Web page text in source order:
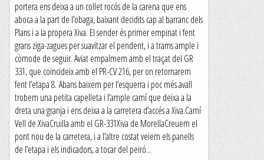
portera ens deixa a un collet rocós de la carena que ens
aboca a la part de l’obaga, baixant decidits cap al barranc dels
Plans i a la propera Xiva. El sender és primer empinat i fent
grans ziga-zagues per suavitzar el pendent, i a trams ample i
còmode de seguir. Aviat empalmem amb el traçat del GR
331, que coincideix amb el PR-CV 216, per on retornarem
fent l’etapa 8. Abans baixem per l’esquerra i poc més avall
trobem una petita capelleta i l’ample camí que deixa a la
dreta una granja i ens deixa a la carretera d’accés a Xiva.Camí
Vell de XivaCruïlla amb el GR-331Xiva de MorellaCreuem el
pont nou de la carretera, i a l’altre costat veiem els panells
de l’etapa i els indicadors, a tocar del peiró...